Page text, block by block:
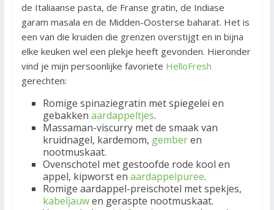
de Italiaanse pasta, de Franse gratin, de Indiase
garam masala en de Midden-Oosterse baharat. Het is
een van die kruiden die grenzen overstijgt en in bijna
elke keuken wel een plekje heeft gevonden. Hieronder
vind je mijn persoonlijke favoriete HelloFresh
gerechten:
Romige spinaziegratin met spiegelei en
gebakken aardappeltjes.
Massaman-viscurry met de smaak van
kruidnagel, kardemom, gemberen
nootmuskaat.
Ovenschotel met gestoofde rode kool en
appel, kipworst en aardappelpuree.
Romige aardappel-preischotel met spekjes,
kabeljauwen geraspte nootmuskaat.